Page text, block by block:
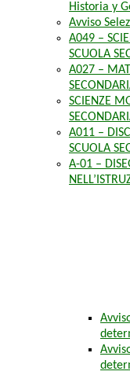
Historia y
Avviso
A049 –
SCUOLA
A027 –
SCIENZE
A011 –
SCUOLA
A-01 –